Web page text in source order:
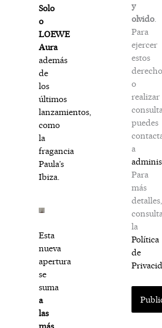
Solo
o
LOEWE
Aura
además
de
los
últimos
lanzamientos,
como
la
fragancia
Paula’s
Ibiza.
Esta
nueva
apertura
se
suma
a
las
más
y
olvido.
Para
ejercer
estos
o
realizar
puedes
a
Para
más
detalles,
consulta
la
Política
de